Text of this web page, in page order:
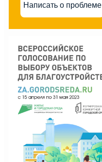
Написать о проблеме